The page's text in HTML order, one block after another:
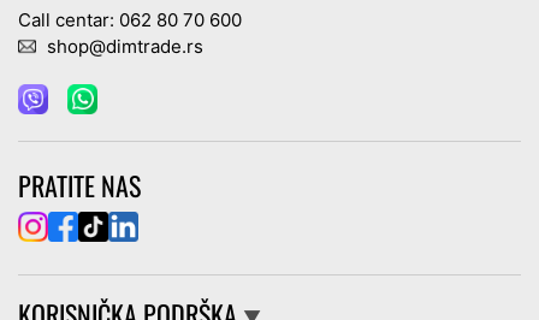
Call centar: 062 80 70 600
shop@dimtrade.rs
PRATITE NAS